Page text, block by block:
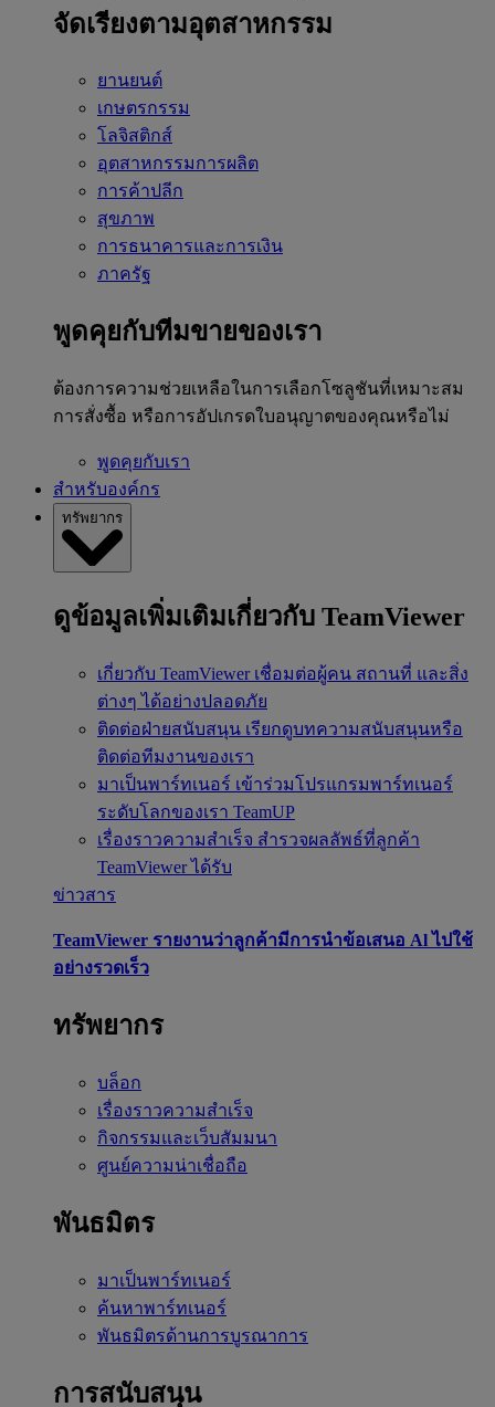
จัดเรียงตามอุตสาหกรรม
ยานยนต์
เกษตรกรรม
โลจิสติกส์
อุตสาหกรรมการผลิต
การค้าปลีก
สุขภาพ
การธนาคารและการเงิน
ภาครัฐ
พูดคุยกับทีมขายของเรา
ต้องการความช่วยเหลือในการเลือกโซลูชันที่เหมาะสม
การสั่งซื้อ หรือการอัปเกรดใบอนุญาตของคุณหรือไม่
พูดคุยกับเรา
สำหรับองค์กร
ทรัพยากร
ดูข้อมูลเพิ่มเติมเกี่ยวกับ TeamViewer
เกี่ยวกับ TeamViewer เชื่อมต่อผู้คน สถานที่ และสิ่ง
ต่างๆ ได้อย่างปลอดภัย
ติดต่อฝ่ายสนับสนุน เรียกดูบทความสนับสนุนหรือ
ติดต่อทีมงานของเรา
มาเป็นพาร์ทเนอร์ เข้าร่วมโปรแกรมพาร์ทเนอร์
ระดับโลกของเรา TeamUP
เรื่องราวความสำเร็จ สำรวจผลลัพธ์ที่ลูกค้า
TeamViewer ได้รับ
ข่าวสาร
TeamViewer รายงานว่าลูกค้ามีการนำข้อเสนอ Al ไปใช้
อย่างรวดเร็ว
ทรัพยากร
บล็อก
เรื่องราวความสำเร็จ
กิจกรรมและเว็บสัมมนา
ศูนย์ความน่าเชื่อถือ
พันธมิตร
มาเป็นพาร์ทเนอร์
ค้นหาพาร์ทเนอร์
พันธมิตรด้านการบูรณาการ
การสนับสนุน